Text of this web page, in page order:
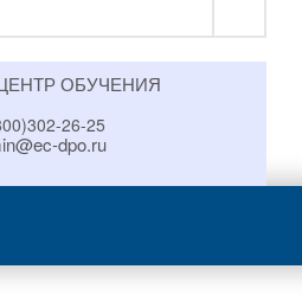
ОБУЧЕНИЯ
26-25
dpo.ru